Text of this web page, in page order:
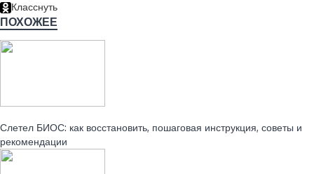
Класснуть
ПОХОЖЕЕ
Слетел БИОС: как восстановить, пошаговая инструкция, советы и
рекомендации